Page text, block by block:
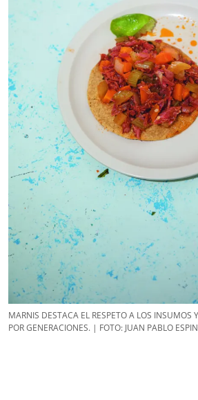
MARNIS DESTACA EL RESPETO A LOS INSUMOS
POR GENERACIONES. | FOTO: JUAN PABLO